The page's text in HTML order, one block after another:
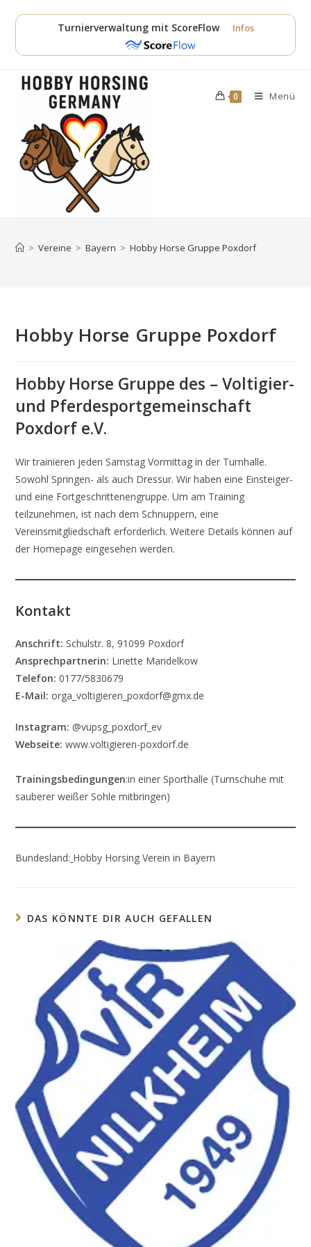
Inhalt
Turnierverwaltung mit ScoreFlow Infos
0 Menü
> Vereine > Bayern > Hobby Horse Gruppe Poxdorf
Hobby Horse Gruppe Poxdorf
Hobby Horse Gruppe des – Voltigier-
und Pferdesportgemeinschaft
Poxdorf e.V.
Wir trainieren jeden Samstag Vormittag in der Turnhalle.
Sowohl Springen- als auch Dressur. Wir haben eine Einsteiger-
und eine Fortgeschrittenengruppe. Um am Training
teilzunehmen, ist nach dem Schnuppern, eine
Vereinsmitgliedschaft erforderlich. Weitere Details können auf
der Homepage eingesehen werden.
Kontakt
Anschrift:Schulstr. 8, 91099 Poxdorf
Ansprechpartnerin: Linette Mandelkow
Telefon: 0177/5830679
E-Mail:orga_voltigieren_poxdorf@gmx.de
Instagram:@vupsg_poxdorf_ev
Webseite: www.voltigieren-poxdorf.de
Trainingsbedingungen:in einer Sporthalle (Turnschuhe mit
sauberer weißer Sohle mitbringen)
Bundesland: Hobby Horsing Verein in Bayern
DAS KÖNNTE DIR AUCH GEFALLEN